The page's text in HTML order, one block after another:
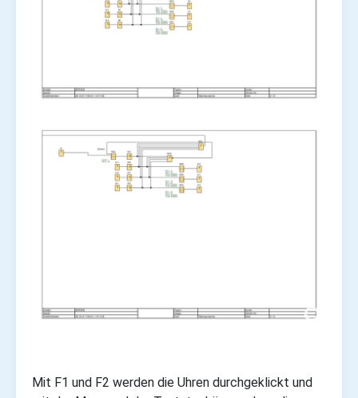
Mit F1 und F2 werden die Uhren durchgeklickt und